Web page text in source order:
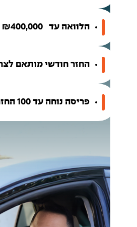
הלוואה עד ₪400,000
החזר חודשי מותאם
פריסה נוחה עד 100 החזרים חודשיים